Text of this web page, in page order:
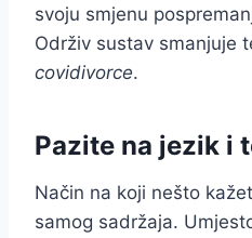
svoju smjenu
Održiv sustav smanjuje
covidivorce.
Pazite na jezik i
Način na koji nešto
samog sadržaja.